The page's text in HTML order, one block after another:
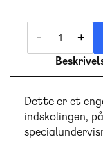
- +
Dette er et
indskolingen,